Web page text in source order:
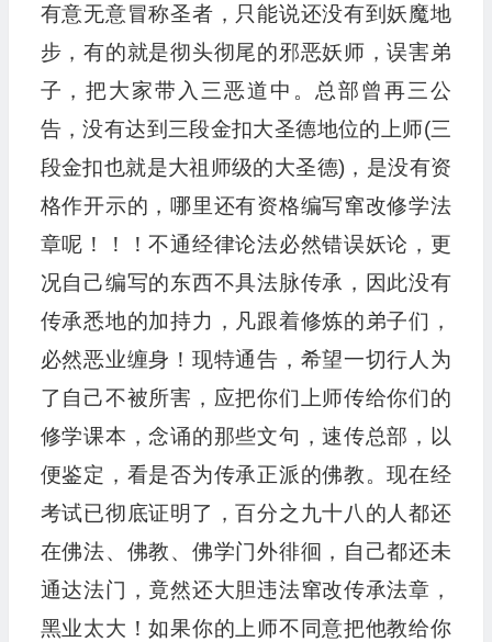
有意无意冒称圣者，只能说还没有到妖魔地
步，有的就是彻头彻尾的邪恶妖师，误害弟
子，把大家带入三恶道中。总部曾再三公
告，没有达到三段金扣大圣德地位的上师(三
段金扣也就是大祖师级的大圣德)，是没有资
格作开示的，哪里还有资格编写窜改修学法
章呢！！！不通经律论法必然错误妖论，更
况自己编写的东西不具法脉传承，因此没有
传承悉地的加持力，凡跟着修炼的弟子们，
必然恶业缠身！现特通告，希望一切行人为
了自己不被所害，应把你们上师传给你们的
修学课本，念诵的那些文句，速传总部，以
便鉴定，看是否为传承正派的佛教。现在经
考试已彻底证明了，百分之九十八的人都还
在佛法、佛教、佛学门外徘徊，自己都还未
通达法门，竟然还大胆违法窜改传承法章，
黑业太大！如果你的上师不同意把他教给你